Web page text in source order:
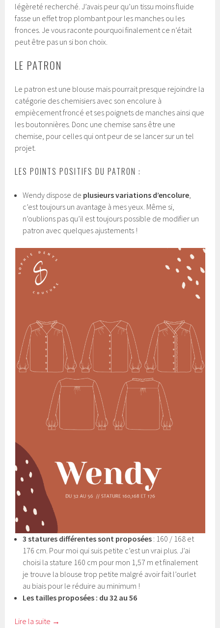
légèreté recherché. J’avais peur qu’un tissu moins fluide
fasse un effet trop plombant pour les manches ou les
fronces. Je vous raconte pourquoi finalement ce n’était
peut être pas un si bon choix.
LE PATRON
Le patron est une blouse mais pourrait presque rejoindre la
catégorie des chemisiers avec son encolure à
empiècement froncé et ses poignets de manches ainsi que
les boutonnières. Donc une chemise sans être une
chemise, pour celles qui ont peur de se lancer sur un tel
projet.
LES POINTS POSITIFS DU PATRON :
Wendy dispose de plusieurs variations d’encolure,
c’est toujours un avantage à mes yeux. Même si,
n’oublions pas qu’il est toujours possible de modifier un
patron avec quelques ajustements !
3 statures différentes sont proposées : 160 / 168 et
176 cm. Pour moi qui suis petite c’est un vrai plus. J’ai
choisi la stature 160 cm pour mon 1,57 m et finalement
je trouve la blouse trop petite malgré avoir fait l’ourlet
au biais pour le réduire au minimum !
Les tailles proposées : du 32 au 56
Lire la suite →